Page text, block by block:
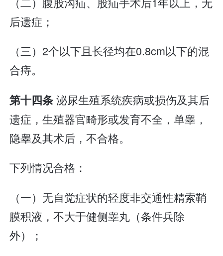
后遗症；
（三）2个以下且长径均在0.8cm以下的混
合痔。
第十四条泌尿生殖系统疾病或损伤及其后
遗症，生殖器官畸形或发育不全，单睾，
隐睾及其术后，不合格。
下列情况合格：
（一）无自觉症状的轻度非交通性精索鞘
膜积液，不大于健侧睾丸（条件兵除
外）；